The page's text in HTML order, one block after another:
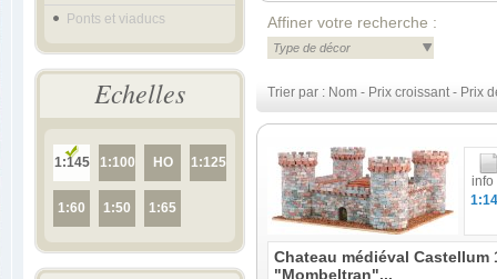
Ponts et viaducs
Echelles
1:145 1:100 HO 1:125
1:60 1:50 1:65
Affiner votre recherche :
Type de décor
Trier par : Nom - Prix croissant- Prix
info
Chateau médiéval Castellum
"Mombeltran"...